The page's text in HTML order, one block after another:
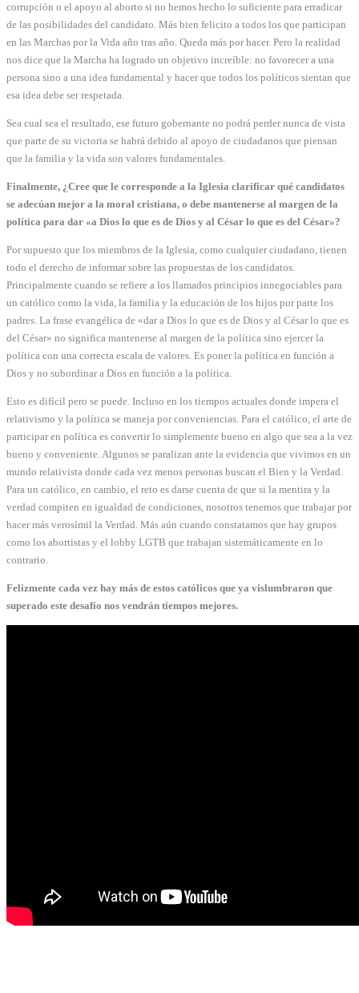
corrupción o el apoyo al aborto si no hemos hecho lo suficiente para erradicar
de las posibilidades del candidato. Más bien felicito a todos los que participan
en las Marchas por la Vida año tras año. Queda más por hacer. Pero la realidad
nos dice que la Marcha ha logrado un objetivo increíble: no favorecer a una
persona sino a una idea fundamental y hacer que todos los políticos sientan que
esa idea debe ser respetada.
Sea cual sea el resultado, ese futuro gobernante no podrá perder nunca de vista
que parte de su victoria se habrá debido al apoyo de ciudadanos que piensan
que la familia y la vida son valores fundamentales.
Finalmente, ¿Cree que le corresponde a la Iglesia clarificar qué candidatos
se adecúan mejor a la moral cristiana, o debe mantenerse al margen de la
política para dar «a Dios lo que es de Dios y al César lo que es del César»?
Por supuesto que los miembros de la Iglesia, como cualquier ciudadano, tienen
todo el derecho de informar sobre las propuestas de los candidatos.
Principalmente cuando se refiere a los llamados principios innegociables para
un católico como la vida, la familia y la educación de los hijos por parte los
padres. La frase evangélica de «dar a Dios lo que es de Dios y al César lo que es
del César» no significa mantenerse al margen de la política sino ejercer la
política con una correcta escala de valores. Es poner la política en función a
Dios y no subordinar a Dios en función a la política.
Esto es difícil pero se puede. Incluso en los tiempos actuales donde impera el
relativismo y la política se maneja por conveniencias. Para el católico, el arte de
participar en política es convertir lo simplemente bueno en algo que sea a la vez
bueno y conveniente. Algunos se paralizan ante la evidencia que vivimos en un
mundo relativista donde cada vez menos personas buscan el Bien y la Verdad.
Para un católico, en cambio, el reto es darse cuenta de que si la mentira y la
verdad compiten en igualdad de condiciones, nosotros tenemos que trabajar por
hacer más verosímil la Verdad. Más aún cuando constatamos que hay grupos
como los abortistas y el lobby LGTB que trabajan sistemáticamente en lo
contrario.
Felizmente cada vez hay más de estos católicos que ya vislumbraron que
superado este desafío nos vendrán tiempos mejores.